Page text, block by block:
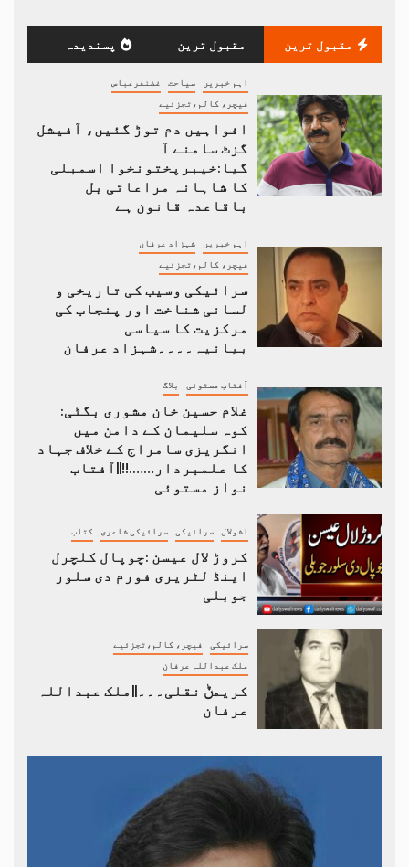
مقبول ترین مقبول ترین پسندیدہ
اہم خبریں سیاحت غضنفرعباس
فیچر، کالم،تجزئیے
افواہیں دم توڑ گئیں، آفیشل
گزٹ سامنے آ
گیا:خیبرپختونخوا اسمبلی
کا شاہانہ مراعاتی بل
باقاعدہ قانون ہے
اہم خبریں شہزاد عرفان
فیچر، کالم،تجزئیے
سرائیکی وسیب کی تاریخی و
لسانی شناخت اور پنجاب کی
مرکزیت کا سیاسی
بیانیہ۔۔۔۔شہزاد عرفان
آفتاب مستوئی بلاگ
غلام حسین خان مشوری بگٹی:
کوہ سلیمان کے دامن میں
انگریزی سامراج کے خلاف جہاد
کا علمبردار…….!!||آفتاب
نواز مستوئی
اشولال سرائیکی سرائیکی شاعری کتاب
کروڑ لال عیسن :چوپال کلچرل
اینڈ لٹریری فورم دی سلور
جوبلی
سرائیکی فیچر، کالم،تجزئیے
ملک عبداللہ عرفان
کریمݨ نقلی۔۔۔||ملک عبداللہ
عرفان